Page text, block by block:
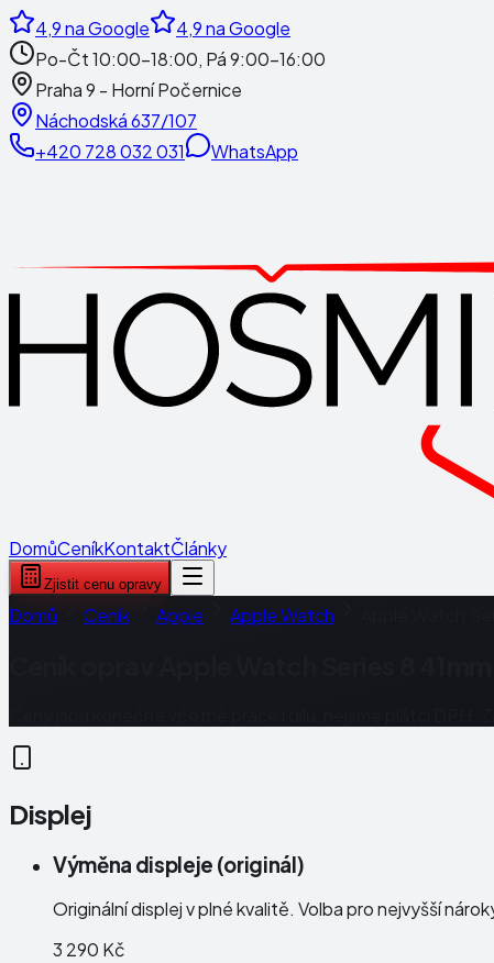
4,9na Google 4,9na Google
Po-Čt 10:00-18:00, Pá 9:00-16:00
Praha 9 - Horní Počernice
Náchodská 637/107
+420 728 032 031
WhatsApp
DomůCeníkKontaktČlánky
Zjistit cenu opravy
Domů Ceník Apple Apple Watch
Displej
Výměna displeje (originál)
Originální displej v plné kvalitě. Volba pro nejvyšší
3 290 Kč